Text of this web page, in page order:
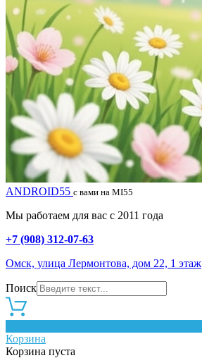
ANDROID55 с вами на MI55
Мы работаем для вас с 2011 года
+7 (908) 312-07-63
Омск, улица Лермонтова, дом 22, 1 этаж
Поиск
Корзина
Корзина пуста